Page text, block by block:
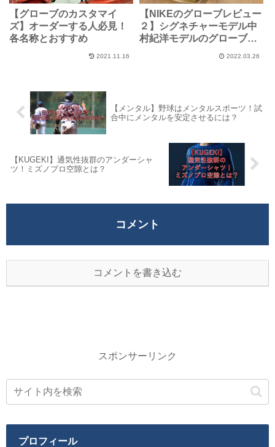
【グローブのカスタマイ
ズ】オーダーする人必見！
各名称とおすすめ
2021.11.16
【NIKEのグローブレビュー
２】シグネチャーモデル中
村紀洋モデルのグローブの
2022.03.26
【メンタル】野球はメンタルスポーツ！試
合中にメンタルを安定させるには？
【KUGEKI】通気性抜群のアンダーシャ
ツ！ミズノプロ空隙とは？
コメント
コメントを書き込む
スポンサーリンク
プロフィール